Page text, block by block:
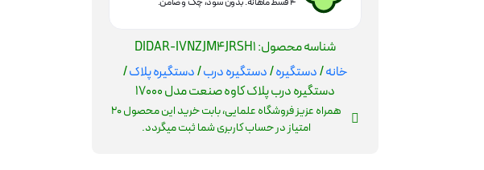
شناسه محصول:DIDAR-IVNZJM4JRSH1
خانه/دستگیره/دستگیره درب/دستگیره پلاک/
دستگیره درب پلاک کاوه صنعت مدل 17000
همراه عزیز فروشگاه علمایی، بابت خرید این محصول20
امتیاز در حساب کاربری شما ثبت میگردد.